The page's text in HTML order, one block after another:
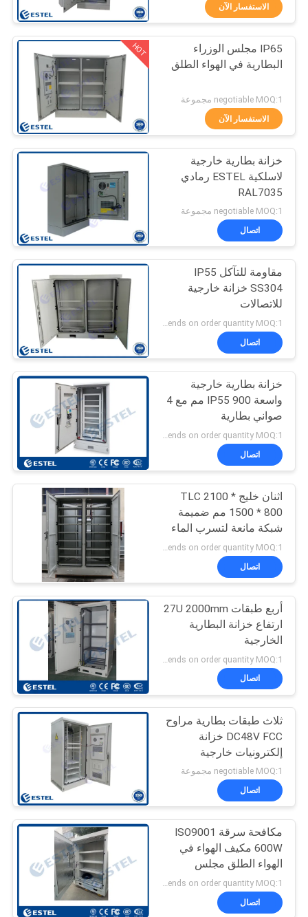
مراقبة
الجودة
اتصل
أخبار
اطلب
اقتباس
خريطة
الموقع
PRIVACY
POLICY
ضميمة جبل القطب
مانعة لتسرب الماء
26
ضميمة الجدار في
الهواء الطلق
16
مجلس الوزراء
للاتصالات في الهواء
الطلق
41
خزانة بطارية خارجية
18
خزانة كهربائية خارجية
19
المبادل الحراري
الضميمة
18
الاستفسار الآن
HOT
IP65 مجلس الوزراء
البطارية في الهواء الطلق
negotiable MOQ:1 مجموعة
الاستفسار الآن
خزانة بطارية خارجية
لاسلكية ESTEL رمادي
RAL7035
negotiable MOQ:1 مجموعة
اتصال
مقاومة للتآكل IP55
SS304 خزانة خارجية
للاتصالات
Depends on order quantity MOQ:1 مجموعة
اتصال
خزانة بطارية خارجية
واسعة IP55 900 مم مع 4
صواني بطارية
اتصال
اثنان خليج TLC 2100 *
1500 * 800 مم ضميمة
شبكة مانعة لتسرب الماء
اتصال
أربع طبقات 27U 2000mm
ارتفاع خزانة البطارية
الخارجية
اتصال
ثلاث طبقات بطارية مراوح
DC48V FCC خزانة
إلكترونيات خارجية
negotiable MOQ:1 مجموعة
اتصال
مكافحة سرقة ISO9001
600W مكيف الهواء في
الهواء الطلق مجلس
الوزراء البطارية
Depends on order quantity MOQ:1 مجموعة
اتصال